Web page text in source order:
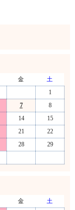
金
土
1
7
8
14
15
21
22
28
29
金
土